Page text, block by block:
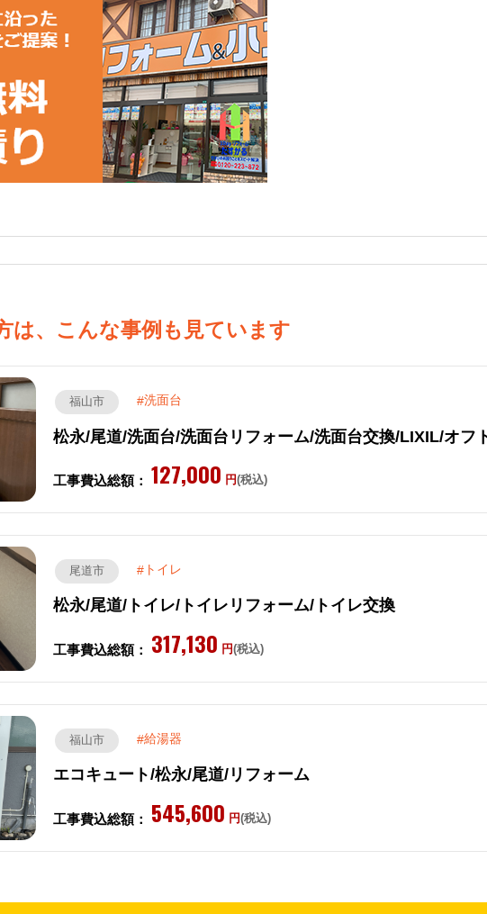
は、こんな事例も見ています
福山市 洗面台
松永/尾道/洗面台/洗面台リフォーム/洗面台交換/LIXIL/オフ
工事費込総額： 127,000 円(税込)
尾道市 トイレ
松永/尾道/トイレ/トイレリフォーム/トイレ交換
工事費込総額： 317,130 円(税込)
福山市 給湯器
エコキュート/松永/尾道/リフォーム
工事費込総額： 545,600 円(税込)